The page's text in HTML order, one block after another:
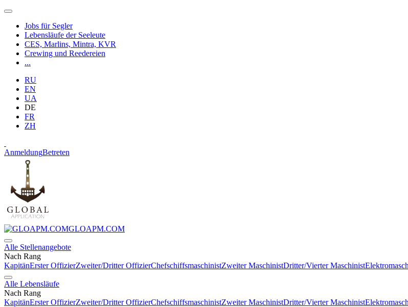
Jobs für Segler
Lebensläufe der Seeleute
CES, Marlins, Mintra, KVR
Crewing und Reedereien
...
RU
EN
UA
DE
FR
ZH
AnmeldungBetreten
GLOAPM.COM
Alle Stellenangebote
Nach Rang
KapitänErster OffizierZweiter/Dritter OffizierChefschiffsmaschinistZweiter MaschinistDritter/Vierter Maschinist
Alle Lebensläufe
Nach Rang
KapitänErster OffizierZweiter/Dritter OffizierChefschiffsmaschinistZweiter MaschinistDritter/Vierter Maschinist